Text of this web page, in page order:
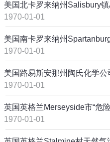
美国北卡罗来纳州Salisbury
1970-01-01
美国南卡罗来纳州
1970-01-01
美国路易斯安那州陶氏化学
1970-01-01
英国英格兰Merseyside市“危
1970-01-01